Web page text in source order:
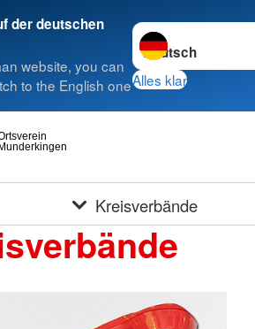
der deutschen
website, you can
to the English one
Sprache wechseln
Alles klar
Kreisverbände